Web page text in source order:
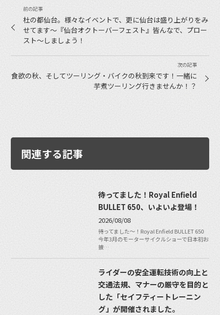
杜の都仙台。様々なイベントで、更に仙台は盛り上がりをみ
せてます〜『仙台オクトーバーフェスト』皆んなで、プロー
スト〜しましょう！
食欲の秋、そしてツーリング・バイクの秋到来です！一緒に
芋煮ツーリング行きませんか！？
関連する記事
待ってました！Royal Enfield
BULLET 650、いよいよ登場！
2026/08/08
待ってました〜！Royal Enfield BULLET 650
今年3月のモーターサイクルショーで日本初お
披…
ライダーの安全運転技術の向上と
交通法規、マナーの厳守を目的と
した「セイフティートレーニン
グ」が開催されました。